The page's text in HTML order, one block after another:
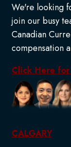
We're looking
join our busy
Canadian
compensation
Click Here
CALGARY